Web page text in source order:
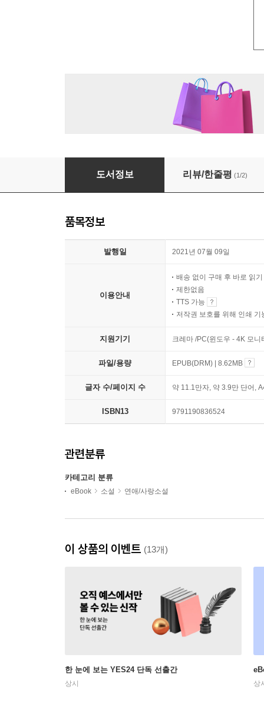
기억 조각
도서정보 리뷰/한줄평 (1/2)
품목정보
발행일 2021년 07월 09일
이용안내
배송 없이 구매 후 바로 읽기
제한없음
TTS 가능
저작권 보호를 위해 인쇄 기
지원기기 크레마 /PC(윈도우 - 4K 모
파일/용량 EPUB(DRM) | 8.62MB
글자 수/페이지 수 약 11.1만자, 약 3.9만 단어,
ISBN13 9791190836524
관련분류
카테고리 분류
eBook 소설 연애/사랑소설
이 상품의 이벤트 (13개)
한 눈에 보는 YES24 단독 선출간
상시 상